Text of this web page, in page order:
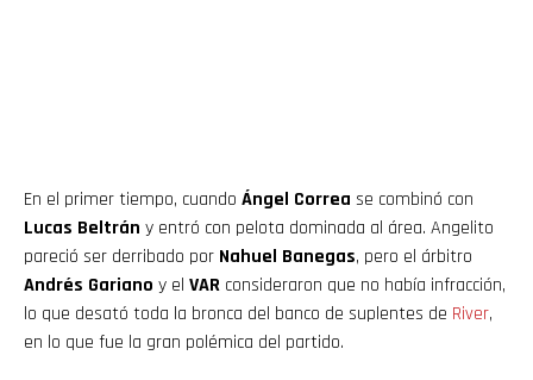
En el primer tiempo, cuando Ángel Correa se combinó con
Lucas Beltrán y entró con pelota dominada al área. Angelito
pareció ser derribado por Nahuel Banegas, pero el árbitro
Andrés Gariano y el VAR consideraron que no había infracción,
lo que desató toda la bronca del banco de suplentes de River,
en lo que fue la gran polémica del partido.